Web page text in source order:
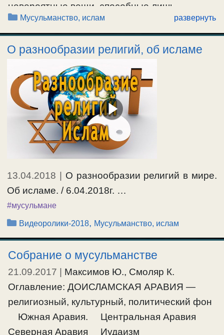
#мусульмане
невероятные вещи, способные лишь
укрепить мою позицию. Hе могу забыть, как в
Риме я просила иранскую визу для интервью
с Хомейни. Я пришла в иранское посольство
с ногтями, покрытыми красным лаком. Для
крайне …
Ещё…
#мусульмане
Рубрики
Мусульманство, ислам развернуть
О разнообразии религий, об исламе
13.04.2018 | О разнообразии религий в мире.
Об исламе. / 6.04.2018г. …
#мусульмане
Рубрики
Видеоролики-2018, Мусульманство, ислам
Собрание о мусульманстве
21.09.2017
Максимов Ю., Смоляр К.
Оглавление: ДОИСЛАМСКАЯ АРАВИЯ —
религиозный, культурный, политический фон
Южная Аравия. Центральная Аравия
Северная Аравия Иудаизм